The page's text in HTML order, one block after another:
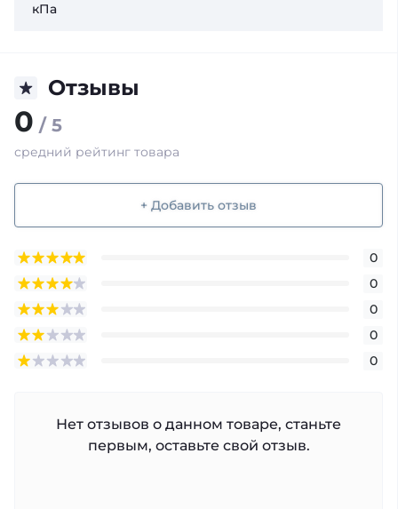
кПа
Отзывы
0 / 5
средний рейтинг товара
+ Добавить отзыв
0
0
0
0
0
Нет отзывов о данном товаре, станьте
первым, оставьте свой отзыв.